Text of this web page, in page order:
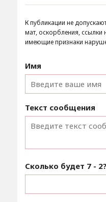
К публикации не
мат, оскорбления, ссылки
имеющие признаки
Имя
Текст сообщения
Сколько будет 7 - 2?